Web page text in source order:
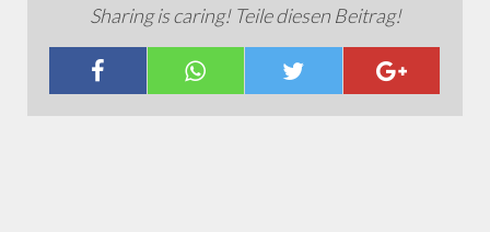
Sharing is caring! Teile diesen Beitrag!